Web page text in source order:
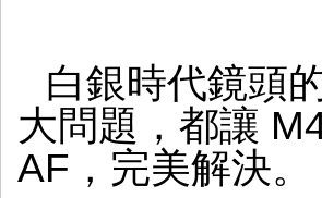
白銀時代鏡頭
大問題，都讓
AF，完美解決。